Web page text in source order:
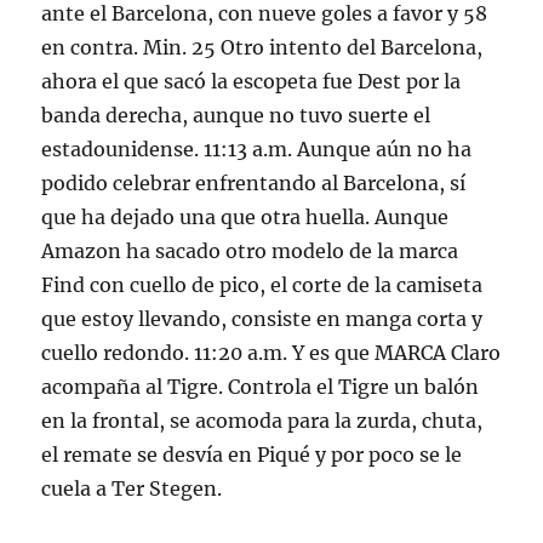
ante el Barcelona, con nueve goles a favor y 58
en contra. Min. 25 Otro intento del Barcelona,
ahora el que sacó la escopeta fue Dest por la
banda derecha, aunque no tuvo suerte el
estadounidense. 11:13 a.m. Aunque aún no ha
podido celebrar enfrentando al Barcelona, sí
que ha dejado una que otra huella. Aunque
Amazon ha sacado otro modelo de la marca
Find con cuello de pico, el corte de la camiseta
que estoy llevando, consiste en manga corta y
cuello redondo. 11:20 a.m. Y es que MARCA Claro
acompaña al Tigre. Controla el Tigre un balón
en la frontal, se acomoda para la zurda, chuta,
el remate se desvía en Piqué y por poco se le
cuela a Ter Stegen.